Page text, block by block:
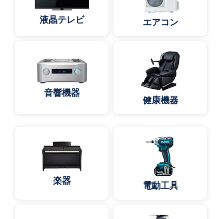
液晶テレビ エアコン
音響機器
健康機器
楽器 電動工具